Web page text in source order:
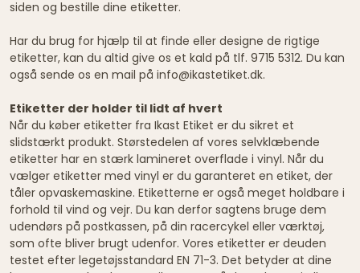
siden og bestille dine etiketter.
Har du brug for hjælp til at finde eller designe de rigtige
etiketter, kan du altid give os et kald på tlf. 9715 5312. Du kan
også sende os en mail på info@ikastetiket.dk.
Etiketter der holder til lidt af hvert
Når du køber etiketter fra Ikast Etiket er du sikret et
slidstærkt produkt. Størstedelen af vores selvklæbende
etiketter har en stærk lamineret overflade i vinyl. Når du
vælger etiketter med vinyl er du garanteret en etiket, der
tåler opvaskemaskine. Etiketterne er også meget holdbare i
forhold til vind og vejr. Du kan derfor sagtens bruge dem
udendørs på postkassen, på din racercykel eller værktøj,
som ofte bliver brugt udenfor. Vores etiketter er deuden
testet efter legetøjsstandard EN 71-3. Det betyder at dine